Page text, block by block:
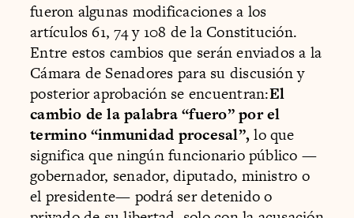
fueron algunas modificaciones a los
artículos 61, 74 y 108 de la Constitución.
Entre estos cambios que serán enviados a la
Cámara de Senadores para su discusión y
posterior aprobación se encuentran:El
cambio de la palabra “fuero” por el
termino “inmunidad procesal”,lo que
significa que ningún funcionario público —
gobernador, senador, diputado, ministro o
el presidente— podrá ser detenido o